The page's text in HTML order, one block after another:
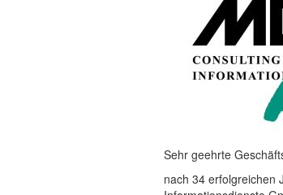
Sehr geehrte
nach 34 erfolgreichen